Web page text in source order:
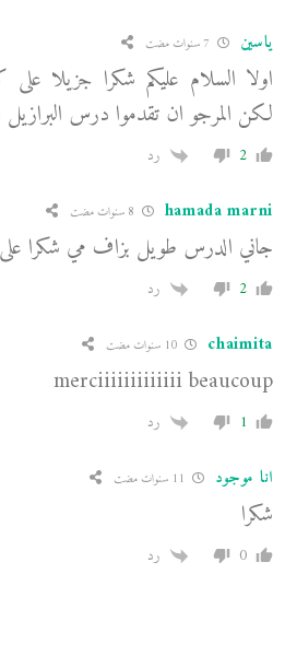
ياسين
اولا السلام عليكم شكرا جزيلا
لكن المرجو ان تقدموا درس البرازيل
2 رد
hamada marni
جاني الدرس طويل بزاف مي شكرا على
2 رد
chaimita
merciiiiiiiiiiiii beaucoup
1 رد
انا موجود
شكرا
0 رد